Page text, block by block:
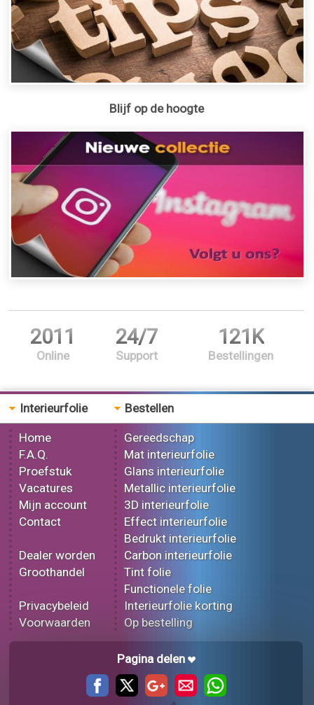
Blijf op de hoogte
2011
Online
24/7
Support
121K
Bestellingen
Interieurfolie
Home
F.A.Q.
Proefstuk
Vacatures
Mijn account
Contact
Dealer worden
Groothandel
Privacybeleid
Voorwaarden
Bestellen
Gereedschap
Mat interieurfolie
Glans interieurfolie
Metallic interieurfolie
3D interieurfolie
Effect interieurfolie
Bedrukt interieurfolie
Carbon interieurfolie
Tint folie
Functionele folie
Interieurfolie korting
Op bestelling
Pagina delen